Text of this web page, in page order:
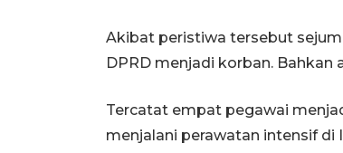
Akibat peristiwa tersebut
DPRD menjadi korban.
Tercatat empat pegawai
menjalani perawatan intensif di